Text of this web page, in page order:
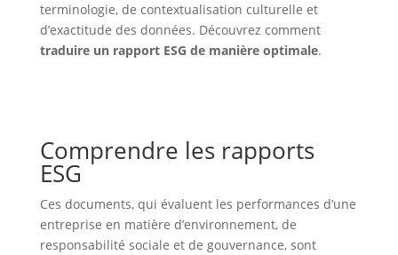
terminologie, de contextualisation culturelle et
d’exactitude des données. Découvrez comment
traduire un rapport ESG de manière optimale.
Comprendre les rapports
ESG
Ces documents, qui évaluent les performances d’une
entreprise en matière d’environnement, de
responsabilité sociale et de gouvernance, sont